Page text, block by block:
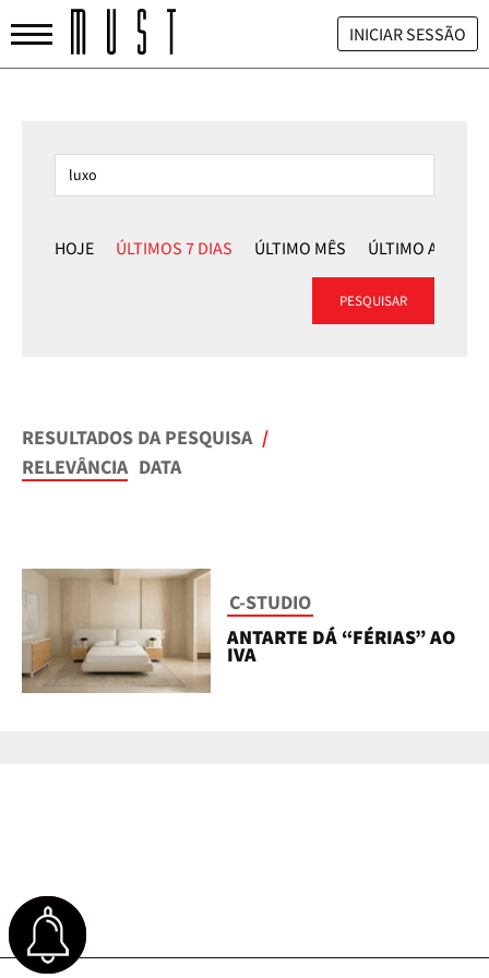
INICIAR SESSÃO
HOJE ÚLTIMOS 7 DIAS ÚLTIMO MÊS ÚLTIMO ANO
PESQUISAR
RESULTADOS DA PESQUISA /
RELEVÂNCIA DATA
C-STUDIO
ANTARTE DÁ “FÉRIAS” AO
IVA